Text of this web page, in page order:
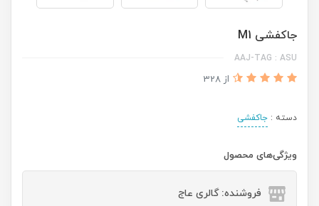
جاکفشی M1
AAJ-TAG : ASU
از 328
دسته : جاکفشی
ویژگی‌های محصول
فروشنده: گالری عاج